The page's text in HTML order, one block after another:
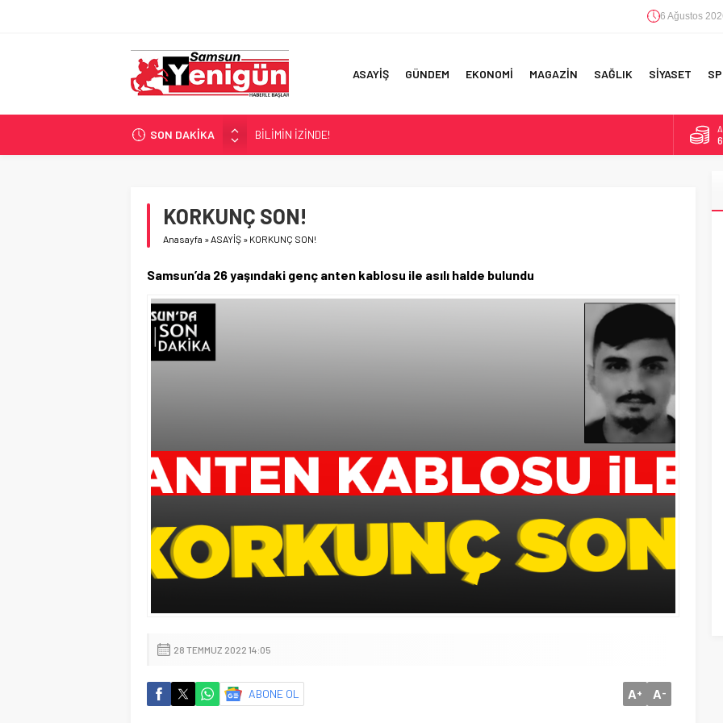
6 Ağustos
ASAYİŞ GÜNDEM EKONOMİ MAGAZİN SAĞLIK SİYASET
SON DAKİKA
BİLİMİN İZİNDE!
TIR’A ‘ZEHİR’ BASKINI!
UÇURUMDA CAN PAZARI!
KORKUNÇ SON!
Anasayfa »ASAYİŞ » KORKUNÇ SON!
Samsun’da 26 yaşındaki genç anten kablosu ile asılı halde bulundu
28 TEMMUZ 2022 14:05
ABONE OL A+ A-